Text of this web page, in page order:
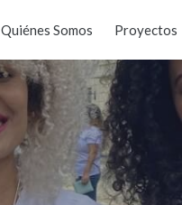
Quiénes Somos Proyectos